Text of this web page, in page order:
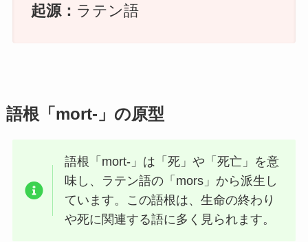
起源： ラテン語
語根「mort-」の原型
語根「mort-」は「死」や「死亡」を意
味し、ラテン語の「mors」から派生し
ています。この語根は、生命の終わり
や死に関連する語に多く見られます。